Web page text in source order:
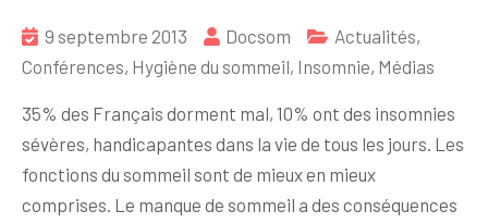
9 septembre 2013 Docsom Actualités,
Conférences, Hygiène du sommeil, Insomnie, Médias
35% des Français dorment mal, 10% ont des insomnies
sévères, handicapantes dans la vie de tous les jours. Les
fonctions du sommeil sont de mieux en mieux
comprises. Le manque de sommeil a des conséquences